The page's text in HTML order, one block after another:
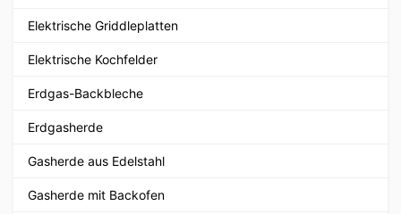
Elektrische Griddleplatten
Elektrische Kochfelder
Erdgas-Backbleche
Erdgasherde
Gasherde aus Edelstahl
Gasherde mit Backofen